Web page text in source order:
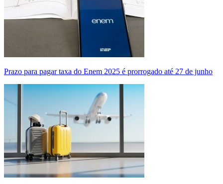
Prazo para pagar taxa do Enem 2025 é prorrogado até 27 de junho